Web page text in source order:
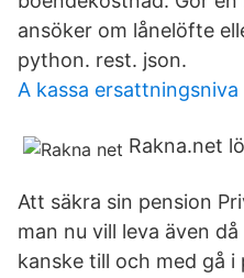
ansöker om lånelöfte
python. rest. json.
A kassa ersattningsniva
Rakna.net
Att säkra sin pension
man nu vill leva även
kanske till och med gå